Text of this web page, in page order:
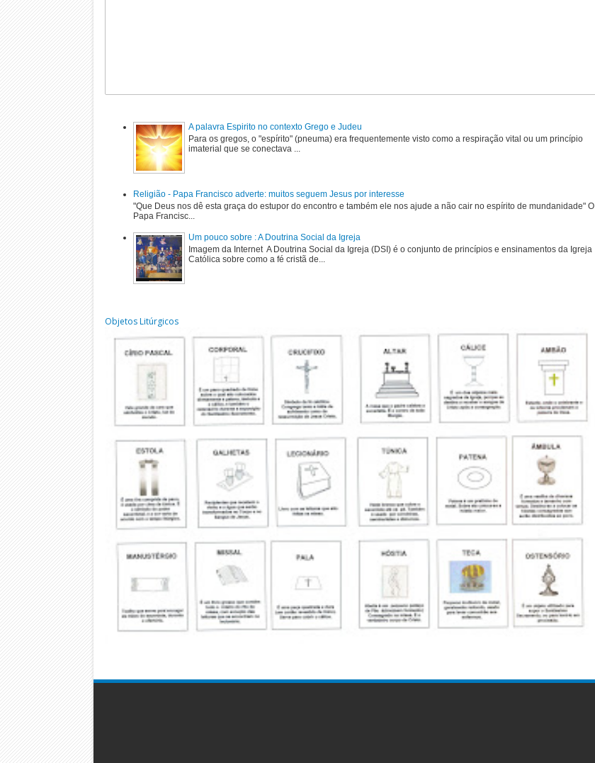
A palavra Espirito no contexto Grego e Judeu
Para os gregos, o "espírito" (pneuma) era frequentemente visto como a respiração vital ou um princípio
imaterial que se conectava ...
Religião - Papa Francisco adverte: muitos seguem Jesus por interesse
"Que Deus nos dê esta graça do estupor do encontro e também ele nos ajude a não cair no espírito de mundanidade" O
Papa Francisc...
Um pouco sobre : A Doutrina Social da Igreja
Imagem da Internet A Doutrina Social da Igreja (DSI) é o conjunto de princípios e ensinamentos da Igreja
Católica sobre como a fé cristã de...
Objetos Litúrgicos